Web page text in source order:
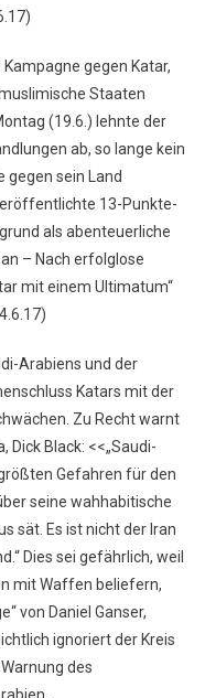
gegen Katar,
Staaten
(19.6.) lehnte der
ab, so lange kein
gegen sein Land
13-Punkte-
als abenteuerliche
– Nach erfolglose
mit einem Ultimatum“
Arabiens und der
Katars mit der
Zu Recht warnt
Black: <<„Saudi-
Gefahren für den
seine wahhabitische
sät. Es ist nicht der Iran
Dies sei gefährlich, weil
mit Waffen beliefern,
von Daniel Ganser,
ignoriert der Kreis
des